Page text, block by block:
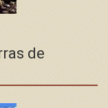
de